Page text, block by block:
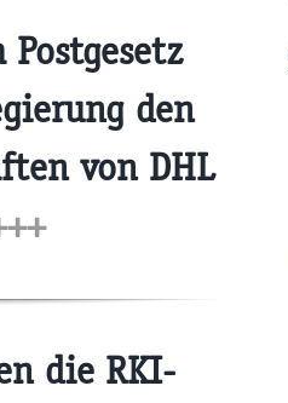
den
von DHL
die RKI-